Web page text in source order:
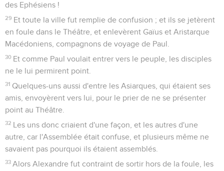
des Ephésiens !
29 Et toute la ville fut remplie de confusion ; et ils se jetèrent
en foule dans le Théâtre, et enlevèrent Gaïus et Aristarque
Macédoniens, compagnons de voyage de Paul.
30 Et comme Paul voulait entrer vers le peuple, les disciples
ne le lui permirent point.
31 Quelques-uns aussi d'entre les Asiarques, qui étaient ses
amis, envoyèrent vers lui, pour le prier de ne se présenter
point au Théâtre.
32 Les uns donc criaient d'une façon, et les autres d'une
autre, car l'Assemblée était confuse, et plusieurs même ne
savaient pas pourquoi ils étaient assemblés.
33 Alors Alexandre fut contraint de sortir hors de la foule, les